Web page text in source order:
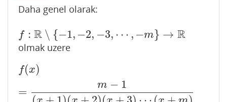
Daha genel olarak:
f : R ∖ {−1, −2, −3, ⋯ , −m} → R
f:R∖{− 1, −2,−3, ⋯,−m}→R
olmak uzere
f(x)
=
m − 1